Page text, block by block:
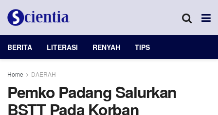
BERITA LITERASI RENYAH TIPS
Home DAERAH
Pemko Padang Salurkan
BSTT Pada Korban